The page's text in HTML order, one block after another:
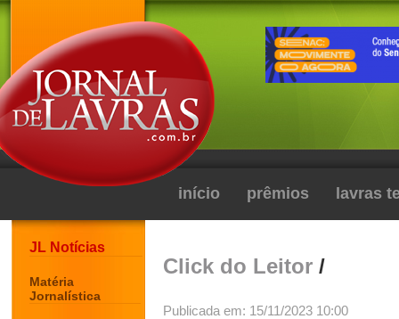
início prêmios lavras
JL Notícias
Matéria
Jornalística
Click do Leitor /
Publicada em: 15/11/2023 10:00